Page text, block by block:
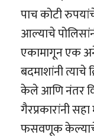
पाच कोटी
आल्याचे
एकामागून एक
बदमाशांनी त्याचे
केले आणि नंतर
गैरप्रकारांनी
फसवणूक